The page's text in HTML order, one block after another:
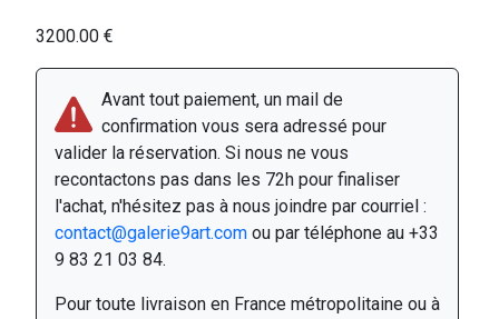
3200.00 €
Avant tout paiement, un mail de
confirmation vous sera adressé pour
valider la réservation. Si nous ne vous
recontactons pas dans les 72h pour finaliser
l'achat, n'hésitez pas à nous joindre par courriel :
contact@galerie9art.com ou par téléphone au +33
9 83 21 03 84.
Pour toute livraison en France métropolitaine ou à